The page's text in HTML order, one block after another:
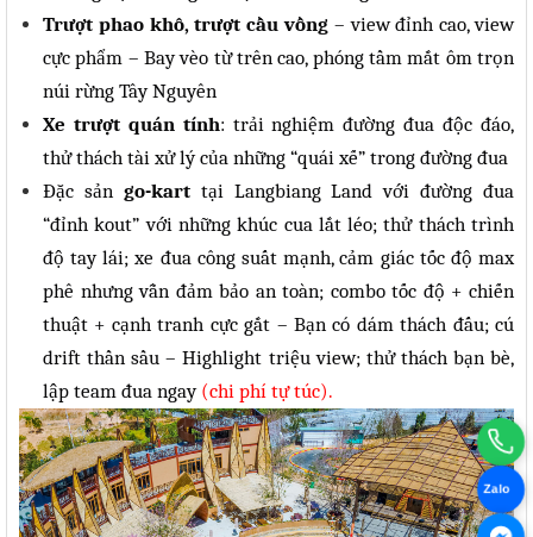
Trượt phao khô, trượt cầu vồng – viewđỉnh cao, view
cực phẩm – Bay vèo từ trên cao, phóng tầm mắt ôm trọn
núi rừng Tây Nguyên
Xe trượt quán tính: trải nghiệm đường đua độc đáo,
thử thách tài xử lý của những “quái xế” trong đường đua
Đặc sản go-karttại Langbiang Land với đường đua
“đỉnh kout” với những khúc cua lắt léo; thử thách trình
độ tay lái; xe đua công suất mạnh, cảm giác tốc độ max
phê nhưng vẫn đảm bảo an toàn; combo tốc độ + chiến
thuật + cạnh tranh cực gắt – Bạn có dám thách đấu; cú
drift thần sầu – Highlight triệu view; thử thách bạn bè,
lập team đua ngay (chi phí tự túc).
Zalo